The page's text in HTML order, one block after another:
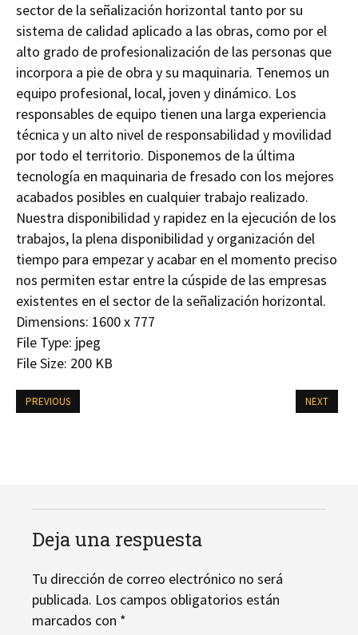
sector de la señalización horizontal tanto por su
sistema de calidad aplicado a las obras, como por el
alto grado de profesionalización de las personas que
incorpora a pie de obra y su maquinaria. Tenemos un
equipo profesional, local, joven y dinámico. Los
responsables de equipo tienen una larga experiencia
técnica y un alto nivel de responsabilidad y movilidad
por todo el territorio. Disponemos de la última
tecnología en maquinaria de fresado con los mejores
acabados posibles en cualquier trabajo realizado.
Nuestra disponibilidad y rapidez en la ejecución de los
trabajos, la plena disponibilidad y organización del
tiempo para empezar y acabar en el momento preciso
nos permiten estar entre la cúspide de las empresas
existentes en el sector de la señalización horizontal.
Dimensions: 1600 x 777
File Type: jpeg
File Size: 200 KB
PREVIOUS NEXT
Deja una respuesta
Tu dirección de correo electrónico no será
publicada. Los campos obligatorios están
marcados con *